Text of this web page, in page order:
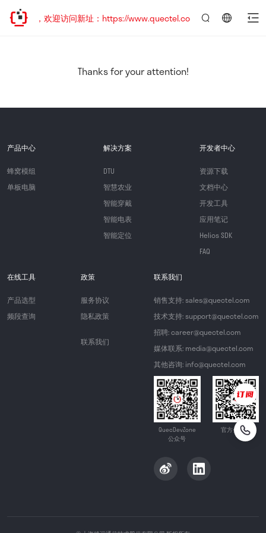
已迁移，欢迎访问新址：https://www.quectel.com.cn
Thanks for your attention!
产品中心
蜂窝模组
单板电脑
解决方案
DTU
智慧农业
智能穿戴
智能电表
智能定位
开发者中心
资源下载
文档中心
开发工具
应用笔记
Helios SDK
FAQ
在线工具
产品选型
频段查询
政策
服务协议
隐私政策
联系我们
联系我们
销售支持: sales@quectel.com
技术支持: support@quectel.com
招聘: career@quectel.com
媒体联系: media@quectel.com
其他咨询: info@quectel.com
QuecDevZone
公众号
官方公众号